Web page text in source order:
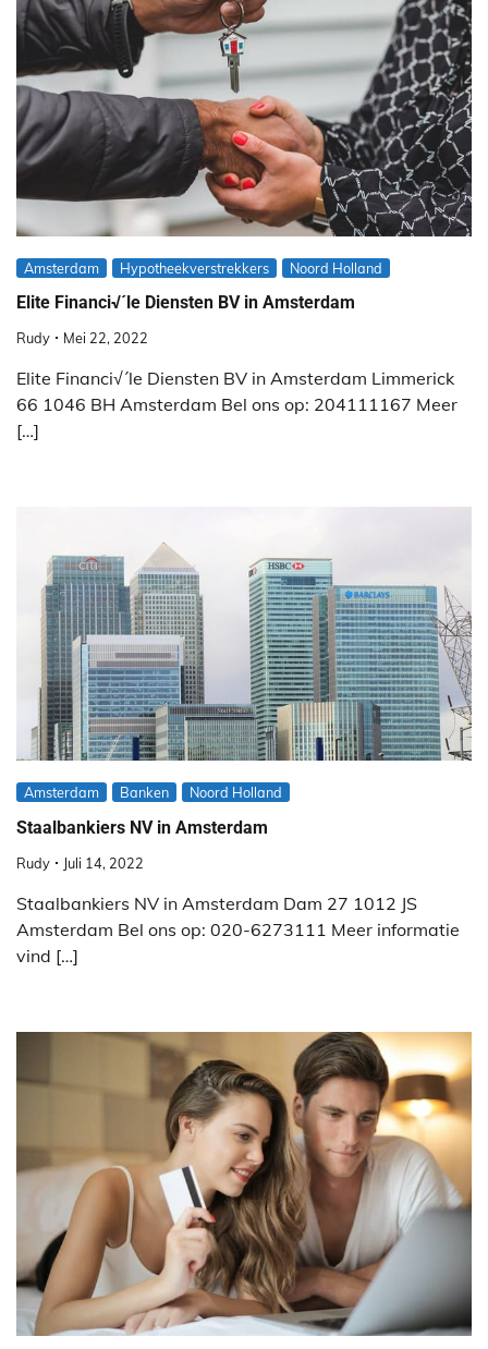
Amsterdam Hypotheekverstrekkers Noord Holland
Elite Financi√´le Diensten BV in Amsterdam
Rudy Mei 22, 2022
Elite Financi√´le Diensten BV in Amsterdam Limmerick
66 1046 BH Amsterdam Bel ons op: 204111167 Meer
[…]
Amsterdam Banken Noord Holland
Staalbankiers NV in Amsterdam
Rudy Juli 14, 2022
Staalbankiers NV in Amsterdam Dam 27 1012 JS
Amsterdam Bel ons op: 020-6273111 Meer informatie
vind […]